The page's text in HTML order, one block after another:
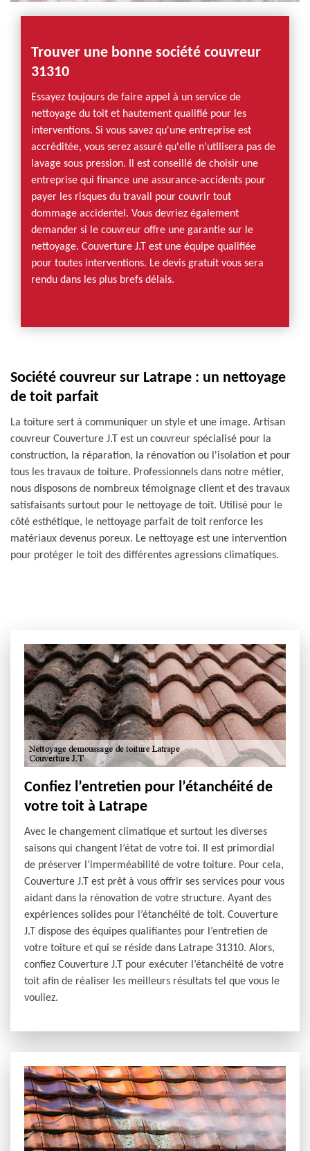
Trouver une bonne société couvreur
31310
Essayez toujours de faire appel à un service de
nettoyage du toit et hautement qualifié pour les
interventions. Si vous savez qu'une entreprise est
accréditée, vous serez assuré qu'elle n'utilisera pas de
lavage sous pression. Il est conseillé de choisir une
entreprise qui finance une assurance-accidents pour
payer les risques du travail pour couvrir tout
dommage accidentel. Vous devriez également
demander si le couvreur offre une garantie sur le
nettoyage. Couverture J.T est une équipe qualifiée
pour toutes interventions. Le devis gratuit vous sera
rendu dans les plus brefs délais.
Société couvreur sur Latrape : un nettoyage
de toit parfait
La toiture sert à communiquer un style et une image. Artisan
couvreur Couverture J.T est un couvreur spécialisé pour la
construction, la réparation, la rénovation ou l'isolation et pour
tous les travaux de toiture. Professionnels dans notre métier,
nous disposons de nombreux témoignage client et des travaux
satisfaisants surtout pour le nettoyage de toit. Utilisé pour le
côté esthétique, le nettoyage parfait de toit renforce les
matériaux devenus poreux. Le nettoyage est une intervention
pour protéger le toit des différentes agressions climatiques.
Confiez l’entretien pour l’étanchéité de
votre toit à Latrape
Avec le changement climatique et surtout les diverses
saisons qui changent l’état de votre toi. Il est primordial
de préserver l’imperméabilité de votre toiture. Pour cela,
Couverture J.T est prêt à vous offrir ses services pour vous
aidant dans la rénovation de votre structure. Ayant des
expériences solides pour l’étanchéité de toit. Couverture
J.T dispose des équipes qualifiantes pour l’entretien de
votre toiture et qui se réside dans Latrape 31310. Alors,
confiez Couverture J.T pour exécuter l’étanchéité de votre
toit afin de réaliser les meilleurs résultats tel que vous le
vouliez.